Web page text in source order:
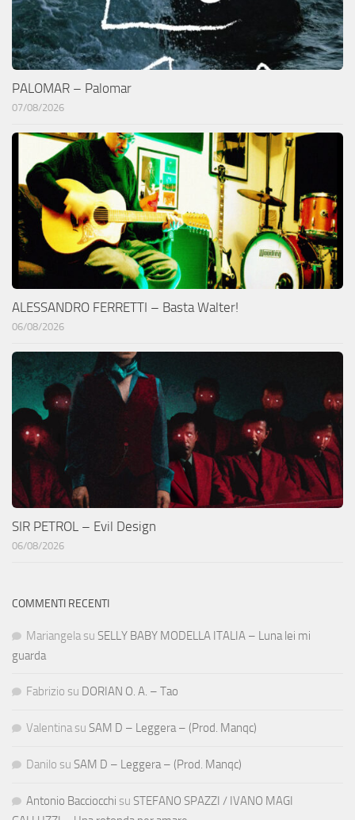
PALOMAR – Palomar
07/08/2026
ALESSANDRO FERRETTI – Basta Walter!
06/08/2026
SIR PETROL – Evil Design
06/08/2026
COMMENTI RECENTI
Mariangela su SELLY BABY MODELLA ITALIA – Luna lei mi
guarda
Fabrizio su DORIAN O. A. – Tao
Valentina su SAM D – Leggera – (Prod. Manqc)
Danilo su SAM D – Leggera – (Prod. Manqc)
Antonio Bacciocchi su STEFANO SPAZZI / IVANO MAGI